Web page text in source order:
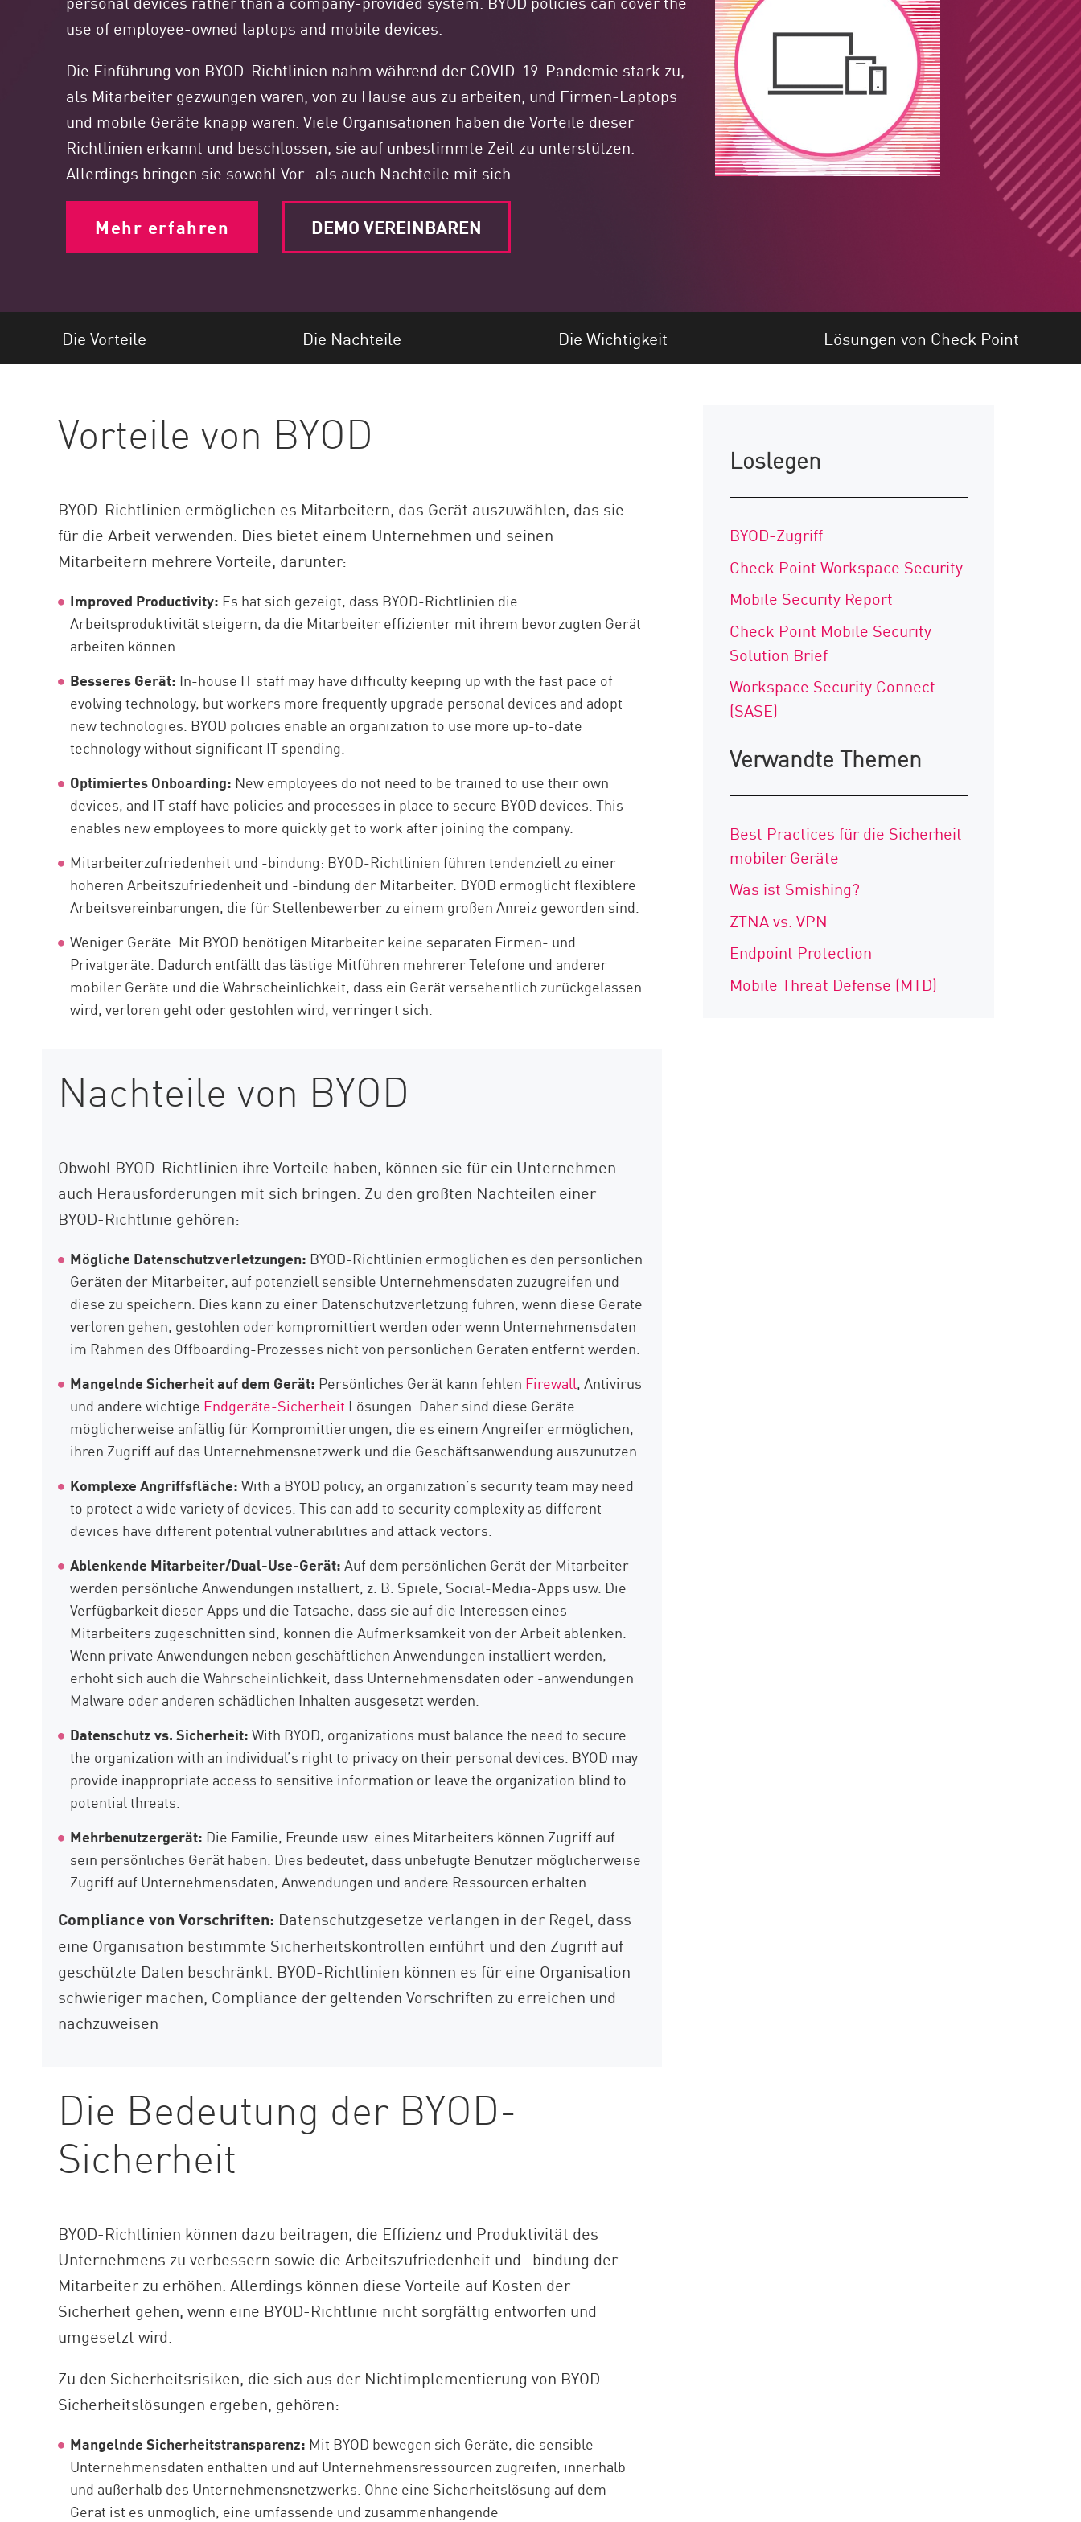
Endgeräte
Durchsuchen
SaaS
EXPOSURE MANAGEMENT
Bedrohungsdaten
Workforce AI Security
AI Red Teaming
AI Agent Security
Produkte A bis Z anzeigen
use of employee-owned laptops and mobile devices.
Die Einführung von BYOD-Richtlinien nahm während der COVID-19-Pandemie stark zu,
als Mitarbeiter gezwungen waren, von zu Hause aus zu arbeiten, und Firmen-Laptops
und mobile Geräte knapp waren. Viele Organisationen haben die Vorteile dieser
Richtlinien erkannt und beschlossen, sie auf unbestimmte Zeit zu unterstützen.
Allerdings bringen sie sowohl Vor- als auch Nachteile mit sich.
Mehr erfahren DEMO VEREINBAREN
Die Vorteile Die Nachteile Die Wichtigkeit Lösungen von Check Point
Vorteile von BYOD
BYOD-Richtlinien ermöglichen es Mitarbeitern, das Gerät auszuwählen, das sie
für die Arbeit verwenden. Dies bietet einem Unternehmen und seinen
Mitarbeitern mehrere Vorteile, darunter:
Improved Productivity: Es hat sich gezeigt, dass BYOD-Richtlinien die
Arbeitsproduktivität steigern, da die Mitarbeiter effizienter mit ihrem bevorzugten Gerät
arbeiten können.
Besseres Gerät: In-house IT staff may have difficulty keeping up with the fast pace of
evolving technology, but workers more frequently upgrade personal devices and adopt
new technologies. BYOD policies enable an organization to use more up-to-date
technology without significant IT spending.
Optimiertes Onboarding: New employees do not need to be trained to use their own
devices, and IT staff have policies and processes in place to secure BYOD devices. This
enables new employees to more quickly get to work after joining the company.
Mitarbeiterzufriedenheit und -bindung: BYOD-Richtlinien führen tendenziell zu einer
höheren Arbeitszufriedenheit und -bindung der Mitarbeiter. BYOD ermöglicht flexiblere
Arbeitsvereinbarungen, die für Stellenbewerber zu einem großen Anreiz geworden sind.
Weniger Geräte: Mit BYOD benötigen Mitarbeiter keine separaten Firmen- und
Privatgeräte. Dadurch entfällt das lästige Mitführen mehrerer Telefone und anderer
mobiler Geräte und die Wahrscheinlichkeit, dass ein Gerät versehentlich zurückgelassen
wird, verloren geht oder gestohlen wird, verringert sich.
Nachteile von BYOD
Obwohl BYOD-Richtlinien ihre Vorteile haben, können sie für ein Unternehmen
auch Herausforderungen mit sich bringen. Zu den größten Nachteilen einer
BYOD-Richtlinie gehören:
Mögliche Datenschutzverletzungen: BYOD-Richtlinien ermöglichen es den persönlichen
Geräten der Mitarbeiter, auf potenziell sensible Unternehmensdaten zuzugreifen und
diese zu speichern. Dies kann zu einer Datenschutzverletzung führen, wenn diese Geräte
verloren gehen, gestohlen oder kompromittiert werden oder wenn Unternehmensdaten
im Rahmen des Offboarding-Prozesses nicht von persönlichen Geräten entfernt werden.
Mangelnde Sicherheit auf dem Gerät: Persönliches Gerät kann fehlen Firewall, Antivirus
und andere wichtige Endgeräte-Sicherheit Lösungen. Daher sind diese Geräte
möglicherweise anfällig für Kompromittierungen, die es einem Angreifer ermöglichen,
ihren Zugriff auf das Unternehmensnetzwerk und die Geschäftsanwendung auszunutzen.
Komplexe Angriffsfläche:With a BYOD policy, an organization’s security team may need
to protect a wide variety of devices. This can add to security complexity as different
devices have different potential vulnerabilities and attack vectors.
Ablenkende Mitarbeiter/Dual-Use-Gerät:Auf dem persönlichen Gerät der Mitarbeiter
werden persönliche Anwendungen installiert, z. B. Spiele, Social-Media-Apps usw. Die
Verfügbarkeit dieser Apps und die Tatsache, dass sie auf die Interessen eines
Mitarbeiters zugeschnitten sind, können die Aufmerksamkeit von der Arbeit ablenken.
Wenn private Anwendungen neben geschäftlichen Anwendungen installiert werden,
erhöht sich auch die Wahrscheinlichkeit, dass Unternehmensdaten oder -anwendungen
Malware oder anderen schädlichen Inhalten ausgesetzt werden.
Datenschutz vs. Sicherheit:With BYOD, organizations must balance the need to secure
the organization with an individual’s right to privacy on their personal devices. BYOD may
provide inappropriate access to sensitive information or leave the organization blind to
potential threats.
Mehrbenutzergerät: Die Familie, Freunde usw. eines Mitarbeiters können Zugriff auf
sein persönliches Gerät haben. Dies bedeutet, dass unbefugte Benutzer möglicherweise
Zugriff auf Unternehmensdaten, Anwendungen und andere Ressourcen erhalten.
Compliance von Vorschriften: Datenschutzgesetze verlangen in der Regel, dass
eine Organisation bestimmte Sicherheitskontrollen einführt und den Zugriff auf
geschützte Daten beschränkt. BYOD-Richtlinien können es für eine Organisation
schwieriger machen, Compliance der geltenden Vorschriften zu erreichen und
nachzuweisen
Die Bedeutung der BYOD-
Sicherheit
BYOD-Richtlinien können dazu beitragen, die Effizienz und Produktivität des
Unternehmens zu verbessern sowie die Arbeitszufriedenheit und -bindung der
Mitarbeiter zu erhöhen. Allerdings können diese Vorteile auf Kosten der
Sicherheit gehen, wenn eine BYOD-Richtlinie nicht sorgfältig entworfen und
umgesetzt wird.
Zu den Sicherheitsrisiken, die sich aus der Nichtimplementierung von BYOD-
Sicherheitslösungen ergeben, gehören:
Mangelnde Sicherheitstransparenz: Mit BYOD bewegen sich Geräte, die sensible
Unternehmensdaten enthalten und auf Unternehmensressourcen zugreifen, innerhalb
und außerhalb des Unternehmensnetzwerks. Ohne eine Sicherheitslösung auf dem
Gerät ist es unmöglich, eine umfassende und zusammenhängende
Loslegen
BYOD-Zugriff
Check Point Workspace Security
Mobile Security Report
Check Point Mobile Security
Solution Brief
Workspace Security Connect
(SASE)
Verwandte Themen
Best Practices für die Sicherheit
mobiler Geräte
Was ist Smishing?
ZTNA vs. VPN
Endpoint Protection
Mobile Threat Defense (MTD)